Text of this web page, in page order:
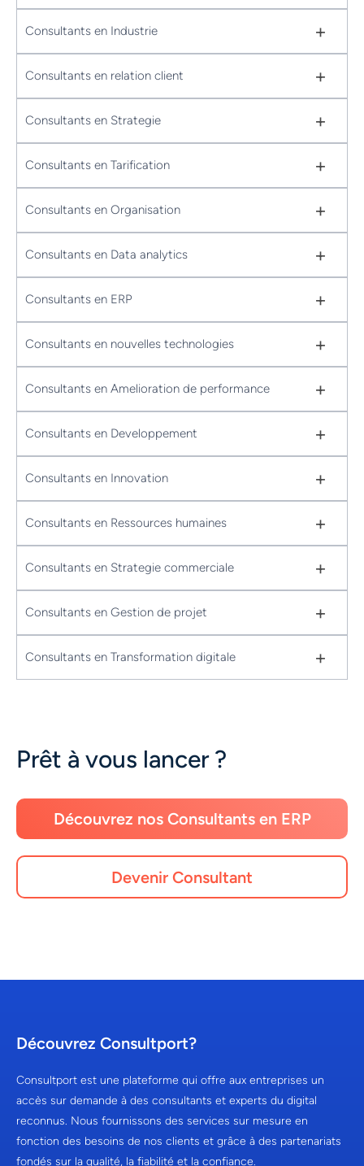
Consultants en Industrie +
Consultants en relation client +
Consultants en Strategie +
Consultants en Tarification +
Consultants en Organisation +
Consultants en Data analytics +
Consultants en ERP +
Consultants en nouvelles technologies +
Consultants en Amelioration de performance +
Consultants en Developpement +
Consultants en Innovation +
Consultants en Ressources humaines +
Consultants en Strategie commerciale +
Consultants en Gestion de projet +
Consultants en Transformation digitale +
Prêt à vous lancer ?
Découvrez nos Consultants en ERP
Devenir Consultant
Découvrez Consultport?
Consultport est une plateforme qui offre aux entreprises un
accès sur demande à des consultants et experts du digital
reconnus. Nous fournissons des services sur mesure en
fonction des besoins de nos clients et grâce à des partenariats
fondés sur la qualité, la fiabilité et la confiance.